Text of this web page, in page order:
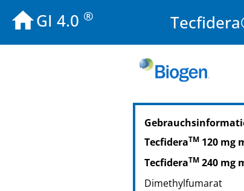
GI 4.0 ®
PZN: 04868876
PPN: 110486887615
NTIN: 04150048688763
TecfideraTM 120 mg
TecfideraTM 240 mg
Dimethylfumarat